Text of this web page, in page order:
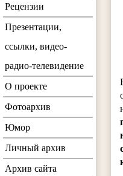
Рецензии
Презентации,
ссылки, видео-
радио-телевидение
О проекте
Фотоархив
Юмор
Личный архив
Архив сайта